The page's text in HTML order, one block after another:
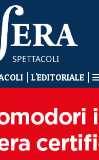
SPETTACOLI
L'EDITORIALE